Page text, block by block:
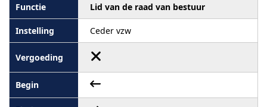
Lid van de raad van bestuur
Ceder vzw